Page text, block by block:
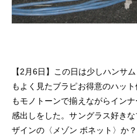
【2月6日】この日は少しハンサ
もよく見たブラピお得意のハッ
もモノトーンで揃えながらイン
感出しをした。サングラス好き
ザインの〈メゾン ボネット〉か？